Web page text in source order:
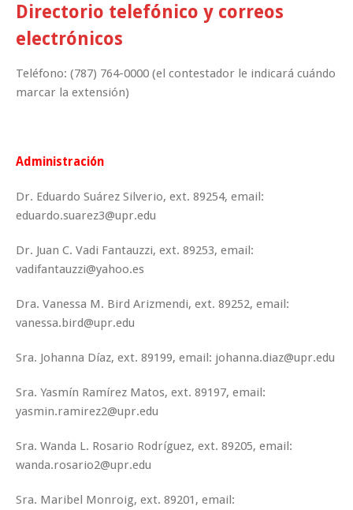
Directorio telefónico y correos
electrónicos
Teléfono: (787) 764-0000 (el contestador le indicará cuándo
marcar la extensión)
Administración
Dr. Eduardo Suárez Silverio, ext. 89254, email:
eduardo.suarez3@upr.edu
Dr. Juan C. Vadi Fantauzzi, ext. 89253, email:
vadifantauzzi@yahoo.es
Dra. Vanessa M. Bird Arizmendi, ext. 89252, email:
vanessa.bird@upr.edu
Sra. Johanna Díaz, ext. 89199, email: johanna.diaz@upr.edu
Sra. Yasmín Ramírez Matos, ext. 89197, email:
yasmin.ramirez2@upr.edu
Sra. Wanda L. Rosario Rodríguez, ext. 89205, email:
wanda.rosario2@upr.edu
Sra. Maribel Monroig, ext. 89201, email: